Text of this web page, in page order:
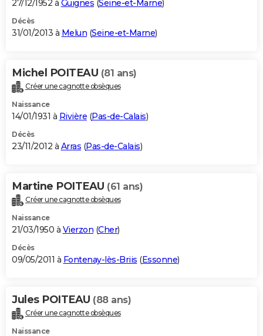
27/12/1952 à Guignes (Seine-et-Marne)
Décès
31/01/2013 à Melun (Seine-et-Marne)
Michel POITEAU (81 ans)
Créer une cagnotte obsèques
Naissance
14/01/1931 à Rivière (Pas-de-Calais)
Décès
23/11/2012 à Arras (Pas-de-Calais)
Martine POITEAU (61 ans)
Créer une cagnotte obsèques
Naissance
21/03/1950 à Vierzon (Cher)
Décès
09/05/2011 à Fontenay-lès-Briis (Essonne)
Jules POITEAU (88 ans)
Créer une cagnotte obsèques
Naissance